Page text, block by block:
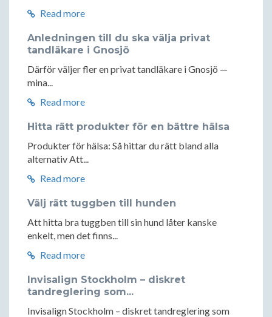
Read more
Anledningen till du ska välja privat
tandläkare i Gnosjö
Därför väljer fler en privat tandläkare i Gnosjö —
mina...
Read more
Hitta rätt produkter för en bättre hälsa
Produkter för hälsa: Så hittar du rätt bland alla
alternativ Att...
Read more
Välj rätt tuggben till hunden
Att hitta bra tuggben till sin hund låter kanske
enkelt, men det finns...
Read more
Invisalign Stockholm – diskret
tandreglering som...
Invisalign Stockholm – diskret tandreglering som